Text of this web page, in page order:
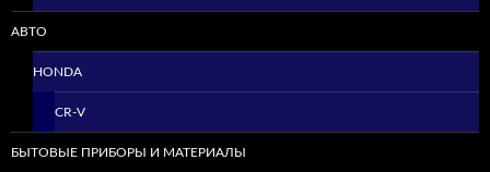
АВТО
HONDA
CR-V
БЫТОВЫЕ ПРИБОРЫ И МАТЕРИАЛЫ